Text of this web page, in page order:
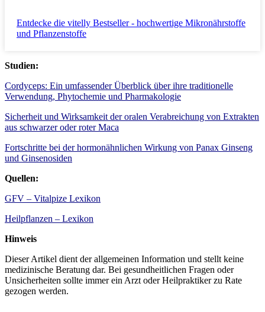
Entdecke die vitelly Bestseller - hochwertige Mikronährstoffe
und Pflanzenstoffe
Studien:
Cordyceps: Ein umfassender Überblick über ihre traditionelle
Verwendung, Phytochemie und Pharmakologie
Sicherheit und Wirksamkeit der oralen Verabreichung von Extrakten
aus schwarzer oder roter Maca
Fortschritte bei der hormonähnlichen Wirkung von Panax Ginseng
und Ginsenosiden
Quellen:
GFV – Vitalpize Lexikon
Heilpflanzen – Lexikon
Hinweis
Dieser Artikel dient der allgemeinen Information und stellt keine
medizinische Beratung dar. Bei gesundheitlichen Fragen oder
Unsicherheiten sollte immer ein Arzt oder Heilpraktiker zu Rate
gezogen werden.